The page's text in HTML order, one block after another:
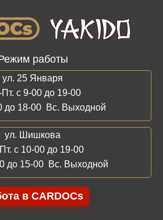
работы
ул. 25 Января
с 9-00 до 19-00
до 18-00 Вс. Выходной
ул. Шишкова
с 10-00 до 19-00
до 15-00 Вс. Выходной
в CARDOCs